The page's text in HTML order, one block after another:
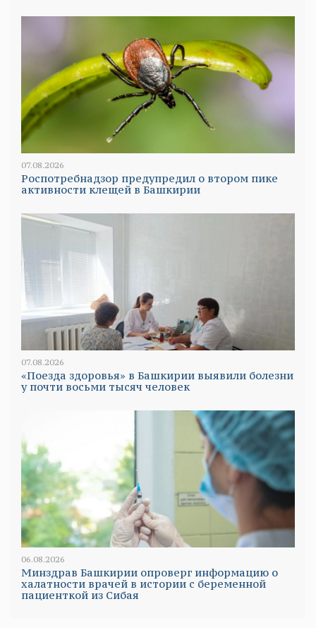
07.08.2026
Роспотребнадзор предупредил о втором пике
активности клещей в Башкирии
07.08.2026
«Поезда здоровья» в Башкирии выявили болезни
у почти восьми тысяч человек
06.08.2026
Минздрав Башкирии опроверг информацию о
халатности врачей в истории с беременной
пациенткой из Сибая